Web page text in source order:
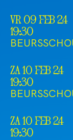
vr 09 feb 24
19:30
za 10 feb 24
19:30
za 10 feb 24
19:30